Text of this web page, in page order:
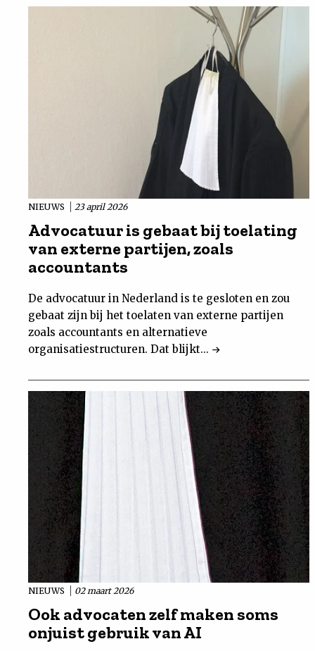
NIEUWS 23 april 2026
Advocatuur is gebaat bij toelating
van externe partijen, zoals
accountants
De advocatuur in Nederland is te gesloten en zou
gebaat zijn bij het toelaten van externe partijen
zoals accountants en alternatieve
organisatiestructuren. Dat blijkt...
NIEUWS 02 maart 2026
Ook advocaten zelf maken soms
onjuist gebruik van AI